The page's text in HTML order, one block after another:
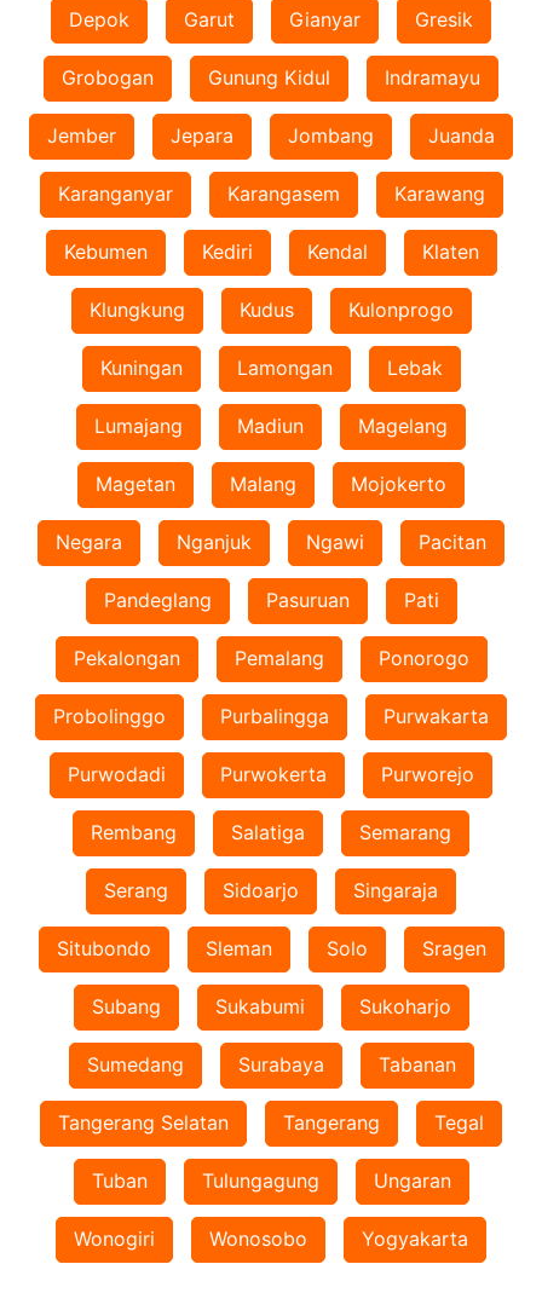
Depok Garut Gianyar Gresik
Grobogan Gunung Kidul Indramayu
Jember Jepara Jombang Juanda
Karanganyar Karangasem Karawang
Kebumen Kediri Kendal Klaten
Klungkung Kudus Kulonprogo
Kuningan Lamongan Lebak
Lumajang Madiun Magelang
Magetan Malang Mojokerto
Negara Nganjuk Ngawi Pacitan
Pandeglang Pasuruan Pati
Pekalongan Pemalang Ponorogo
Probolinggo Purbalingga Purwakarta
Purwodadi Purwokerta Purworejo
Rembang Salatiga Semarang
Serang Sidoarjo Singaraja
Situbondo Sleman Solo Sragen
Subang Sukabumi Sukoharjo
Sumedang Surabaya Tabanan
Tangerang Selatan Tangerang Tegal
Tuban Tulungagung Ungaran
Wonogiri Wonosobo Yogyakarta